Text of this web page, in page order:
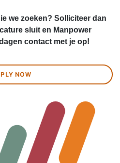
we zoeken? Solliciteer dan
sluit en Manpower
contact met je op!
NOW